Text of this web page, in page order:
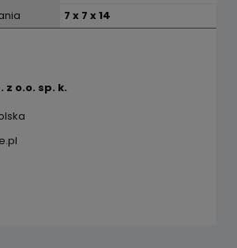
7 x 7 x 14
o.o. sp. k.